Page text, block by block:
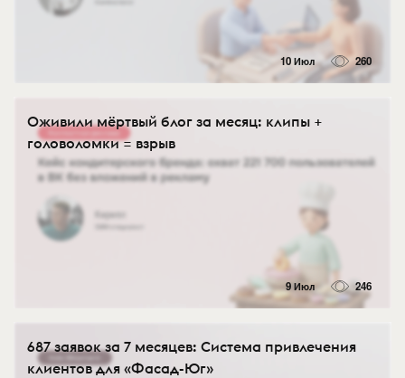
10 Июл 260
Оживили мёртвый блог за месяц: клипы +
головоломки = взрыв
9 Июл 246
687 заявок за 7 месяцев: Система привлечения
клиентов для «Фасад-Юг»